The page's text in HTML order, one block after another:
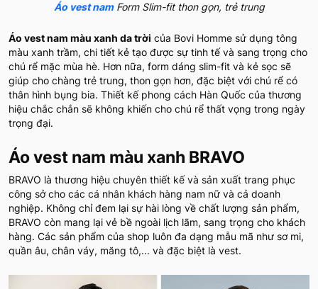
Áo vest namForm Slim-fit thon gọn, trẻ trung
Áo vest nam màu xanh da trời của Bovi Homme sử dụng tông
màu xanh trầm, chi tiết kẻ tạo được sự tinh tế và sang trọng cho
chú rể mặc mùa hè. Hơn nữa, form dáng slim-fit và kẻ sọc sẽ
giúp cho chàng trẻ trung, thon gọn hơn, đặc biệt với chú rể có
thân hình bụng bia. Thiết kế phong cách Hàn Quốc của thương
hiệu chắc chắn sẽ không khiến cho chú rể thất vọng trong ngày
trọng đại.
Áo vest nam màu xanh BRAVO
BRAVO là thương hiệu chuyên thiết kế và sản xuất trang phục
công sở cho các cá nhân khách hàng nam nữ và cả doanh
nghiệp. Không chỉ đem lại sự hài lòng về chất lượng sản phẩm,
BRAVO còn mang lại vẻ bề ngoài lịch lãm, sang trọng cho khách
hàng. Các sản phẩm của shop luôn đa dạng mẫu mã như sơ mi,
quần âu, chân váy, măng tô,... và đặc biệt là vest.